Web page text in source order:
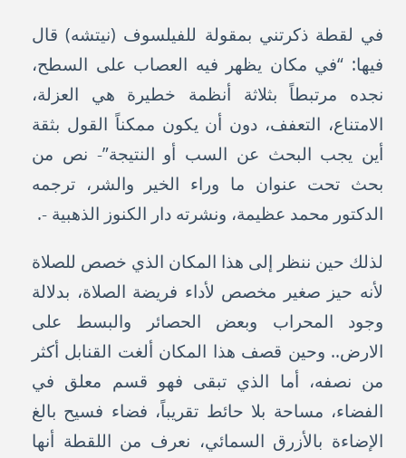
في لقطة ذكرتني بمقولة للفيلسوف (نيتشه) قال
فيها: “في مكان يظهر فيه العصاب على السطح،
نجده مرتبطاً بثلاثة أنظمة خطيرة هي العزلة،
الامتناع، التعفف، دون أن يكون ممكناً القول بثقة
أين يجب البحث عن السب أو النتيجة”- نص من
بحث تحت عنوان ما وراء الخير والشر، ترجمه
الدكتور محمد عظيمة، ونشرته دار الكنوز الذهبية -.
لذلك حين ننظر إلى هذا المكان الذي خصص للصلاة
لأنه حيز صغير مخصص لأداء فريضة الصلاة، بدلالة
وجود المحراب وبعض الحصائر والبسط على
الارض.. وحين قصف هذا المكان ألغت القنابل أكثر
من نصفه، أما الذي تبقى فهو قسم معلق في
الفضاء، مساحة بلا حائط تقريباً، فضاء فسيح بالغ
الإضاءة بالأزرق السمائي، نعرف من اللقطة أنها